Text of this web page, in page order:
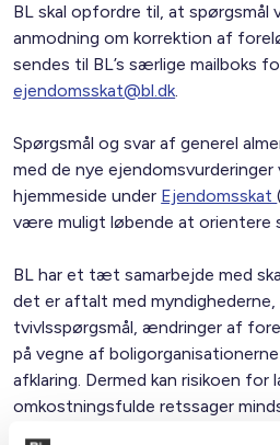
BL skal opfordre til, at spørgsmål
anmodning om korrektion af
sendes til BL’s særlige mailboks
ejendomsskat@bl.dk.
Spørgsmål og svar af generel
med de nye
hjemmeside under Ejendomsskat
være muligt løbende at orientere
BL har et tæt samarbejde med
det er aftalt med myndighederne,
tvivlsspørgsmål, ændringer af
på vegne af
afklaring. Dermed kan risikoen for
omkostningsfulde retssager